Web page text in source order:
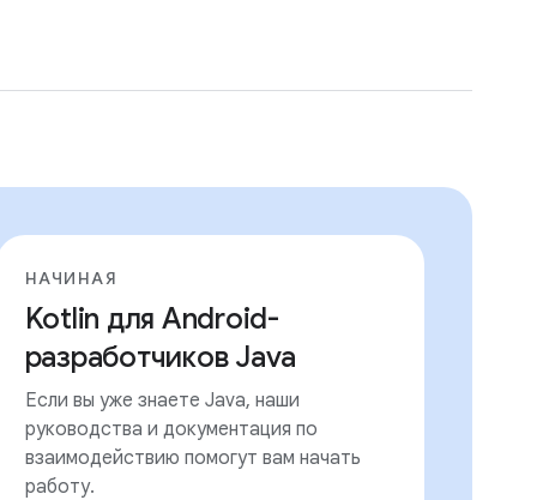
НАЧИНАЯ
Kotlin для Android-
разработчиков Java
Если вы уже знаете Java, наши
руководства и документация по
взаимодействию помогут вам начать
работу.